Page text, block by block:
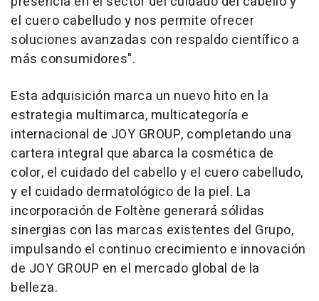
el cuero cabelludo y nos permite ofrecer
soluciones avanzadas con respaldo científico a
más consumidores".
Esta adquisición marca un nuevo hito en la
estrategia multimarca, multicategoría e
internacional de JOY GROUP, completando una
cartera integral que abarca la cosmética de
color, el cuidado del cabello y el cuero cabelludo,
y el cuidado dermatológico de la piel. La
incorporación de Foltène generará sólidas
sinergias con las marcas existentes del Grupo,
impulsando el continuo crecimiento e innovación
de JOY GROUP en el mercado global de la
belleza.